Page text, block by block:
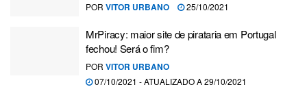
POR VITOR URBANO 25/10/2021
MrPiracy: maior site de pirataria em Portugal
fechou! Será o fim?
POR VITOR URBANO
07/10/2021 - ATUALIZADO A 29/10/2021